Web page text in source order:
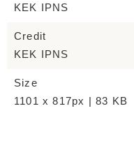
KEK IPNS
Credit
KEK IPNS
Size
1101 x 817px | 83 KB